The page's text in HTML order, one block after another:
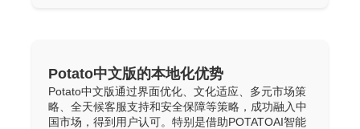
Potato中文版的本地化优势
Potato中文版通过界面优化、文化适应、多元市场策
略、全天候客服支持和安全保障等策略，成功融入中
国市场，得到用户认可。特别是借助POTATOAI智能